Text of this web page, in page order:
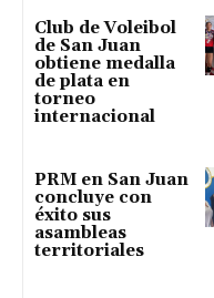
Club de Voleibol
de San Juan
obtiene medalla
de plata en
torneo
internacional
PRM en San Juan
concluye con
éxito sus
asambleas
territoriales